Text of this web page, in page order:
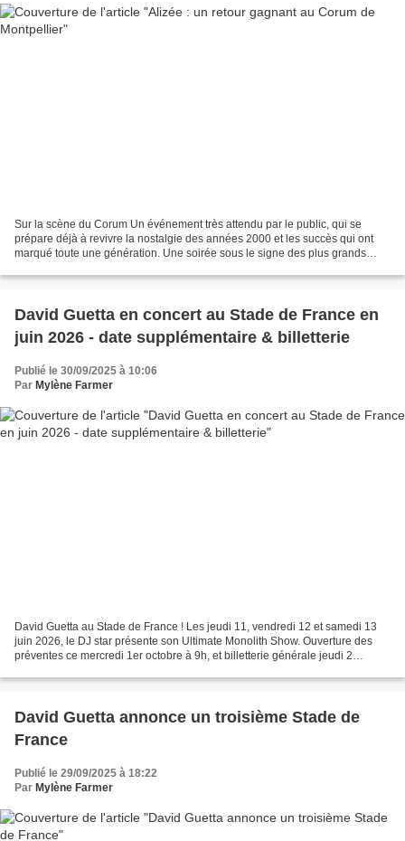
Sur la scène du Corum Un événement très attendu par le public, qui se
prépare déjà à revivre la nostalgie des années 2000 et les succès qui ont
marqué toute une génération. Une soirée sous le signe des plus grands
David Guetta en concert au Stade de France en
juin 2026 - date supplémentaire & billetterie
Publié le 30/09/2025 à 10:06
Par Mylène Farmer
David Guetta au Stade de France ! Les jeudi 11, vendredi 12 et samedi 13
juin 2026, le DJ star présente son Ultimate Monolith Show. Ouverture des
préventes ce mercredi 1er octobre à 9h, et billetterie générale jeudi 2
David Guetta annonce un troisième Stade de
France
Publié le 29/09/2025 à 18:22
Par Mylène Farmer